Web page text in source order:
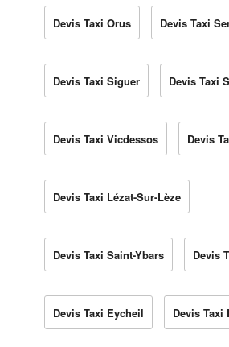
Devis Taxi Orus Devis Taxi
Devis Taxi Siguer Devis Taxi
Devis Taxi Vicdessos Devis
Devis Taxi Lézat-Sur-Lèze
Devis Taxi Saint-Ybars Devis
Devis Taxi Eycheil Devis Taxi